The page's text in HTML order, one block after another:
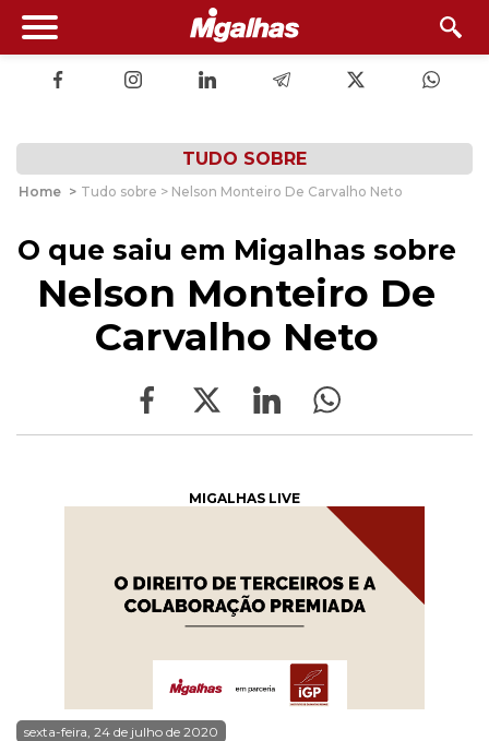
TUDO SOBRE
Home > Tudo sobre > Nelson Monteiro De Carvalho Neto
O que saiu em Migalhas sobre
Nelson Monteiro De
Carvalho Neto
MIGALHAS LIVE
sexta-feira, 24 de julho de 2020